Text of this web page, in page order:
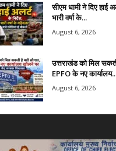
सीएम धामी ने दिए हाई
भारी वर्षा के...
August 6, 2026
उत्तराखंड को मिल
EPFO के नए
August 6, 2026